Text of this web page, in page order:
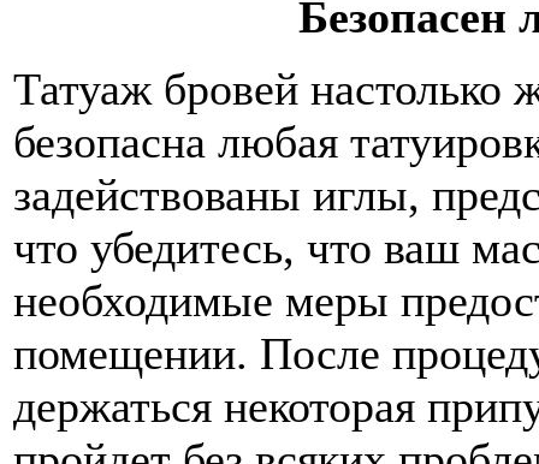
Безопасен
Татуаж бровей настолько
безопасна любая
задействованы иглы,
что убедитесь, что ваш
необходимые меры
помещении. После
держаться некоторая